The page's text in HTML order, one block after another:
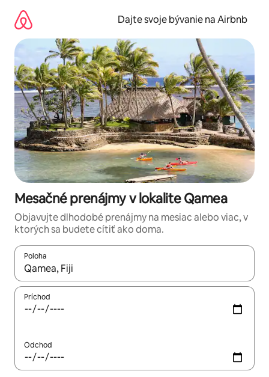
obsah.
Dajte svoje bývanie na Airbnb
Mesačné prenájmy v lokalite Qamea
Objavujte dlhodobé prenájmy na mesiac alebo viac, v
ktorých sa budete cítiť ako doma.
Poloha
Keď budú výsledky k dispozícii, môžete si ich prechádzať
Príchod
Odchod